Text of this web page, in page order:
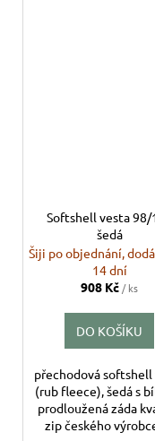
Softshell vesta 98/
šedá
Šiji po objednání,
14 dní
908 Kč/ ks
DO KOŠÍKU
přechodová softshell
(rub fleece), šedá s
prodloužená záda
zip českého